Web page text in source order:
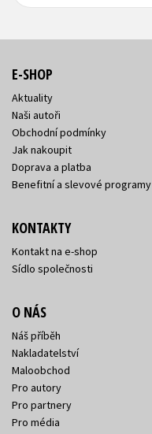
E-SHOP
Aktuality
Naši autoři
Obchodní podmínky
Jak nakoupit
Doprava a platba
Benefitní a slevové programy
KONTAKTY
Kontakt na e-shop
Sídlo společnosti
O NÁS
Náš příběh
Nakladatelství
Maloobchod
Pro autory
Pro partnery
Pro média